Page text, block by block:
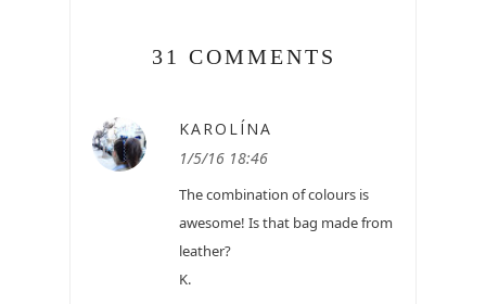
31 COMMENTS
KAROLÍNA
1/5/16 18:46
The combination of colours is
awesome! Is that bag made from
leather?
K.